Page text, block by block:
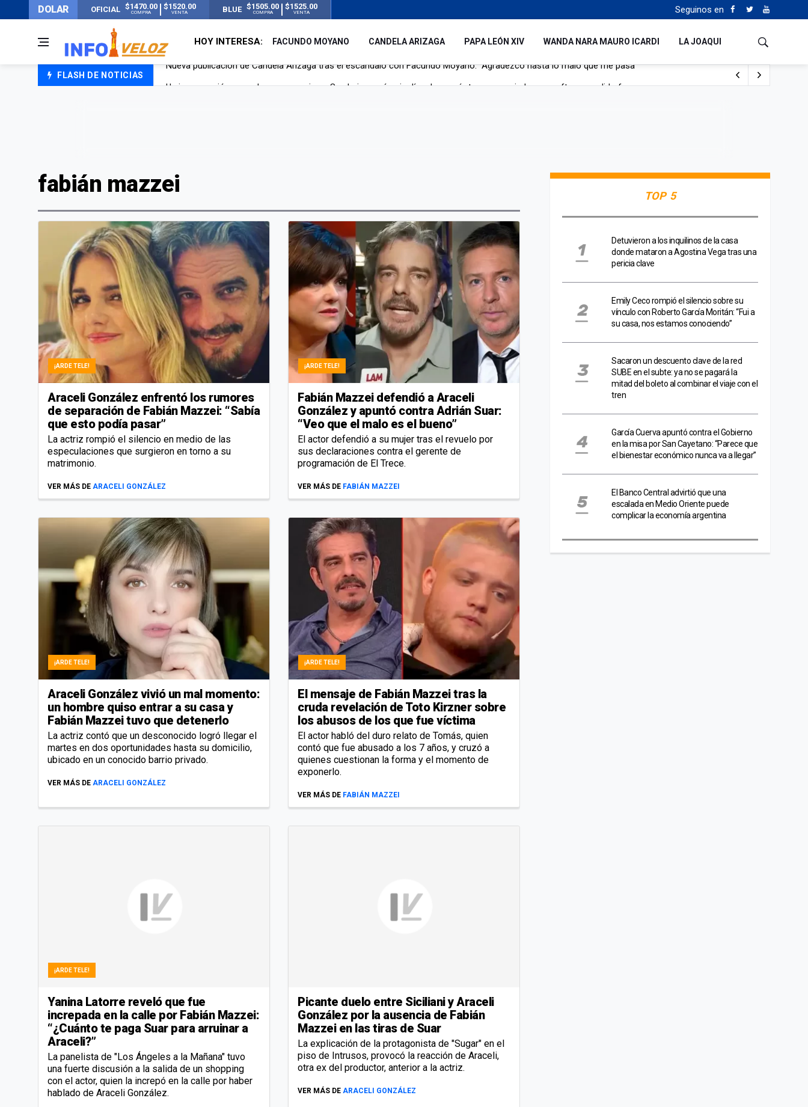
DOLAR OFICIAL $1470.00
COMPRA
$1520.00
VENTA BLUE $1505.00
COMPRA
$1525.00
VENTA Seguinos en
HOY INTERESA: FACUNDO MOYANO CANDELA ARIZAGA PAPA LEÓN XIV WANDA NARA MAURO ICARDI LA JOAQUI
FLASH DE NOTICIAS
fabián mazzei
¡ARDE TELE!
Araceli González enfrentó los rumores
de separación de Fabián Mazzei: “Sabía
que esto podía pasar”
La actriz rompió el silencio en medio de las
especulaciones que surgieron en torno a su
matrimonio.
VER MÁS DE ARACELI GONZÁLEZ
¡ARDE TELE!
Fabián Mazzei defendió a Araceli
González y apuntó contra Adrián Suar:
“Veo que el malo es el bueno”
El actor defendió a su mujer tras el revuelo por
sus declaraciones contra el gerente de
programación de El Trece.
VER MÁS DE FABIÁN MAZZEI
¡ARDE TELE!
Araceli González vivió un mal momento:
un hombre quiso entrar a su casa y
Fabián Mazzei tuvo que detenerlo
La actriz contó que un desconocido logró llegar el
martes en dos oportunidades hasta su domicilio,
ubicado en un conocido barrio privado.
VER MÁS DE ARACELI GONZÁLEZ
¡ARDE TELE!
El mensaje de Fabián Mazzei tras la
cruda revelación de Toto Kirzner sobre
los abusos de los que fue víctima
El actor habló del duro relato de Tomás, quien
contó que fue abusado a los 7 años, y cruzó a
quienes cuestionan la forma y el momento de
exponerlo.
VER MÁS DE FABIÁN MAZZEI
¡ARDE TELE!
Yanina Latorre reveló que fue
increpada en la calle por Fabián Mazzei:
“¿Cuánto te paga Suar para arruinar a
Araceli?”
La panelista de "Los Ángeles a la Mañana" tuvo
una fuerte discusión a la salida de un shopping
con el actor, quien la increpó en la calle por haber
hablado de Araceli González.
Picante duelo entre Siciliani y Araceli
González por la ausencia de Fabián
Mazzei en las tiras de Suar
La explicación de la protagonista de "Sugar" en el
piso de Intrusos, provocó la reacción de Araceli,
otra ex del productor, anterior a la actriz.
VER MÁS DE ARACELI GONZÁLEZ
TOP 5
Detuvieron a los inquilinos de la casa
donde mataron a Agostina Vega tras una
pericia clave
Emily Ceco rompió el silencio sobre su
vínculo con Roberto García Moritán: “Fui a
su casa, nos estamos conociendo”
Sacaron un descuento clave de la red
SUBE en el subte: ya no se pagará la
mitad del boleto al combinar el viaje con el
tren
García Cuerva apuntó contra el Gobierno
en la misa por San Cayetano: “Parece que
el bienestar económico nunca va a llegar”
El Banco Central advirtió que una
escalada en Medio Oriente puede
complicar la economía argentina